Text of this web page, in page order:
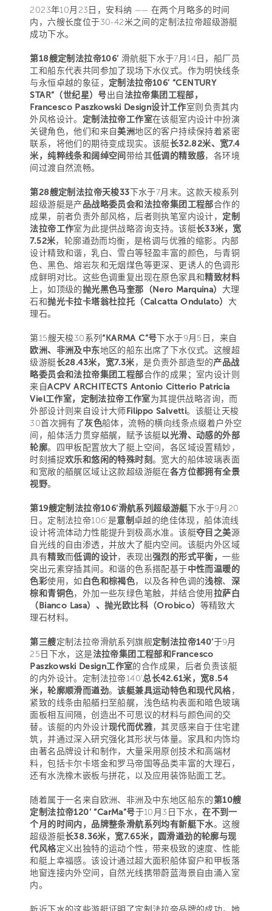
2023年10月23日，安科纳 —— 在两个月略多的时间
内，六艘长度位于30-42米之间的定制法拉帝超级游艇
成功下水。
第18艘定制法拉帝106’ 滑航艇下水于7月14日，船厂员
工和船东代表共同参加了现场下水仪式。作为明快线条
与永恒卓越的象征， 定制法拉帝106’ “CENTURY
STAR”（世纪星）号出自法拉帝集团工程部，
Francesco Paszkowski Design设计工作室则负责其内
外风格设计。 定制法拉帝工作室在该艇室内设计中扮演
关键角色，他们和来自美洲地区的客户持续保持着紧密
联系，将他们的期待变成现实。该艇长32.82米、宽7.4
米，纯粹线条和阔绰空间带给其低调的精致感，各环境
间过渡自然流畅。
第28艘定制法拉帝天梭33下水于7月末。这款天梭系列
超级游艇是产品战略委员会和法拉帝集团工程部合作的
成果，前者负责外部风格，后者则执笔室内设计， 定制
法拉帝工作室为此提供战略咨询支持。该艇长33米，宽
7.52米，轮廓遒劲而均衡，是格调与优雅的缩影。内部
设计精致和谐，乳白、雪白等轻盈丰富的颜色，与青铜
色、黑色、熔岩灰和无烟煤色等更深、更诱人的色调形
成鲜明对比。这些色调重复出现在原色家具和精致材料
上，如顶级的抛光黑色马奎那（Nero Marquina） 大理
石和抛光卡拉卡塔翁杜拉托（Calcatta Ondulato） 大
理石。
第15艘天梭30系列“KARMA C”号下水于9月5日，来自
欧洲、非洲及中东地区的船东出席了下水仪式。这艘超
级游艇长28.43米，宽7.3米，是负责外部造型的产品战
略委员会和法拉帝集团工程部合作的成果；室内设计则
来自ACPV ARCHITECTS Antonio Citterio Patricia
Viel工作室，定制法拉帝工作室为其提供战略咨询，而
外部设计则来自设计大师Filippo Salvetti。该艇让天梭
30首次拥有了灰色船体，流畅的横向线条点缀着户外空
间，船体活力贯穿艏艉，赋予该艇以光滑、动感的外部
轮廓。四甲板配置放大了艇上空间，各区域设置精妙，
时刻捕捉欢乐和悠闲的特殊时刻。宽大的船体玻璃表面
和宽敞的艏艉区域让这款超级游艇在各方位都拥有全景
视野。
第19艘定制法拉帝106’滑航系列超级游艇下水于9月20
日。定制法拉帝106’是意制卓越的绝佳体现，船体流线
设计将流体动力性能提升到极高水准。该艇夺目之美源
自光线的自由渗透，并放大了艇内空间。该艇内外区域
具有精致而低调的设计，表现出强烈的形式平衡，一些
突出元素穿插其间。和谐的色系搭配基于中性而温暖的
色彩使用，如 白色和棕褐色，以及各种色调的浅棕、 深
棕和青铜色，外加一些灰绿色笔触，并结合使用拉萨白
（Bianco Lasa）、抛光欧比科（Orobico） 等精致大
理石材料。
第三艘定制法拉帝滑航系列旗舰定制法拉帝140’于9月
25日下水，这是法拉帝集团工程部和Francesco
Paszkowski Design工作室的合作成果，后者负责该艇
的内外设计。定制法拉帝140’总长42.61米，宽8.54
米，轮廓顺滑而遒劲。该艇兼具运动特色和现代风格，
紧致的线条由船艏扫至船艉，浅色结构表面和暗色玻璃
面板相互间隔，创造出不可思议的材料与颜色间的交
替。该艇的内外设计现代而优雅，其灵感来自于住宅建
筑，并通过深入研究强化其形状与体量。家具和内饰均
由著名品牌设计和制作，大量采用原创技术和高端材
料，包括卡尔卡塔金和罗马帝国等品类丰富的大理石，
还有水洗橡木嵌板与拼花，以及应用装饰贴面工艺。
随着属于一名来自欧洲、非洲及中东地区船东的第10艘
定制法拉帝120’ “CarMa”号于10月3日下水，在不到一
个月的时间内，品牌整条滑航系列均有新艇下水。这艘
超级游艇长38.36米，宽7.65米，圆滑遒劲的轮廓与现
代风格定义出独特的运动个性，带来极致的速度、性能
和艇上幸福感。该设计通过超大面积船体窗户和甲板落
地窗连接内外空间，自然光线携带蔚蓝海景自由涌入室
内。